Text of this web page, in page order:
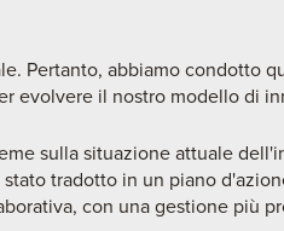
Pertanto, abbiamo condotto
evolvere il nostro modello di
sulla situazione attuale
tradotto in un piano
con una gestione più